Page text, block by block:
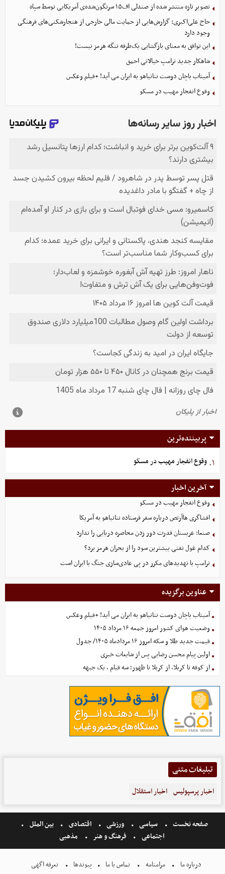
تصویر تازه منتشر شده از صندلی اف۱۵ سرنگون‌شده‌ی آمریکایی توسط سپاه
حاج علی‌اکبری: گزارش‌هایی از حمایت مالی خارجی از هنجارشکنی‌های فرهنگی
وجود دارد
این توافق به معنای بازگشایی یک‌طرفه تنگه هرمز نیست!
شاهکار جدید ترامپ خیالاتی احمق
آمیتاب باچان دوست نتانیاهو به ایران می آید! +فیلم وعکس
وقوع انفجار مهیب در مسکو
پربیننده‌ترین
۱. وقوع انفجار مهیب در مسکو
آخرین اخبار
وقوع انفجار مهیب در مسکو
افشاگری هاآرتص درباره سفر فرستاده نتانیاهو به آمریکا
صنعا: عربستان قدرت دور زدن محاصره دریایی را ندارد
کدام غول نفتی بیشترین سود را از بحران هرمز برد؟
ترامپ با تهدیدهای مکرر در پی عادی‌سازی جنگ با ایران است
عناوین برگزیده
آمیتاب باچان دوست نتانیاهو به ایران می آید! +فیلم وعکس
وضعیت هوای کشور امروز جمعه ۱۶ مرداد ۱۴۰۵
قیمت جدید طلا و سکه امروز ۱۶ مردادماه ۱۴۰۵/ جدول
اولین پیام محسن رضایی پس از شایعات خبری
از کوفه تا کربلا، از کربلا تا ظهور؛ سه قیام ، یک جبهه
تبلیغات متنی
اخبار پرسپولیس اخبار استقلال
صفحه نخست سیاسی ورزشی اقتصادی
بین الملل
اجتماعی
فرهنگ و هنر مذهبی
درباره ما مرامنامه تماس با ما پیوندها تعرفه اگهی